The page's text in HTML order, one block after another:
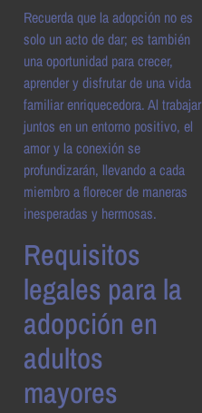
Recuerda que la adopción no es
solo un acto de dar; es también
una oportunidad para crecer,
aprender y disfrutar de una vida
familiar enriquecedora. Al trabajar
juntos en un entorno positivo, el
amor y la conexión se
profundizarán, llevando a cada
miembro a florecer de maneras
inesperadas y hermosas.
Requisitos
legales para la
adopción en
adultos
mayores